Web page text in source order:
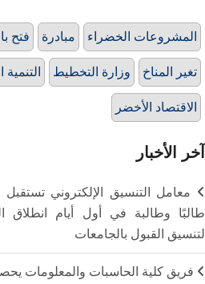
فتح مبادرة المشروعات الخضراء
وزارة التخطيط تغير المناخ
الاقتصاد الأخضر
آخر الأخبار
طالبًا وطالبة في أول أيام انطلاق
لتنسيق القبول بالجامعات
فريق كلية الحاسبات والمعلومات